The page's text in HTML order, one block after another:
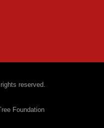
reserved.
Foundation